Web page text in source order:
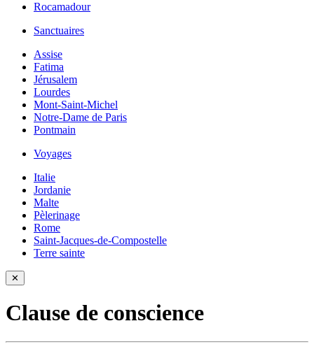
Rocamadour
Sanctuaires
Assise
Fatima
Jérusalem
Lourdes
Mont-Saint-Michel
Notre-Dame de Paris
Pontmain
Voyages
Italie
Jordanie
Malte
Pèlerinage
Rome
Saint-Jacques-de-Compostelle
Terre sainte
✕
Clause de conscience